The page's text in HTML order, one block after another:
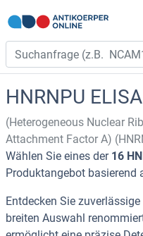
HNRNPU
(Heterogeneous Nuclear
Attachment Factor A)
Wählen Sie eines der 16
Produktangebot basierend
Entdecken Sie
breiten Auswahl